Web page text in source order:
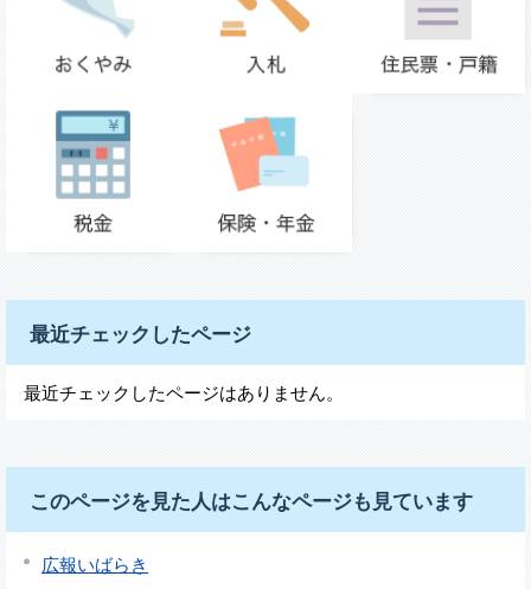
最近チェックしたページ
最近チェックしたページはありません。
このページを見た人はこんなページも見ています
広報いばらき